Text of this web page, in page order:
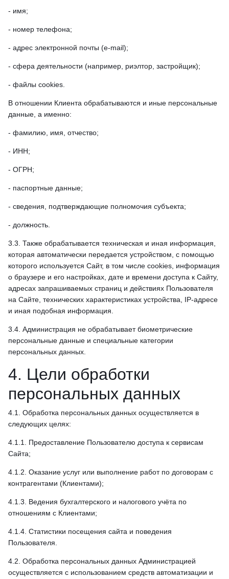
- имя;
- номер телефона;
- адрес электронной почты (e-mail);
- сфера деятельности (например, риэлтор, застройщик);
- файлы cookies.
В отношении Клиента обрабатываются и иные персональные
данные, а именно:
- фамилию, имя, отчество;
- ИНН;
- ОГРН;
- паспортные данные;
- сведения, подтверждающие полномочия субъекта;
- должность.
3.3. Также обрабатывается техническая и иная информация,
которая автоматически передается устройством, с помощью
которого используется Сайт, в том числе cookies, информация
о браузере и его настройках, дате и времени доступа к Сайту,
адресах запрашиваемых страниц и действиях Пользователя
на Сайте, технических характеристиках устройства, IP-адресе
и иная подобная информация.
3.4. Администрация не обрабатывает биометрические
персональные данные и специальные категории
персональных данных.
4. Цели обработки
персональных данных
4.1. Обработка персональных данных осуществляется в
следующих целях:
4.1.1. Предоставление Пользователю доступа к сервисам
Сайта;
4.1.2. Оказание услуг или выполнение работ по договорам с
контрагентами (Клиентами);
4.1.3. Ведения бухгалтерского и налогового учёта по
отношениям с Клиентами;
4.1.4. Статистики посещения сайта и поведения
Пользователя.
4.2. Обработка персональных данных Администрацией
осуществляется с использованием средств автоматизации и